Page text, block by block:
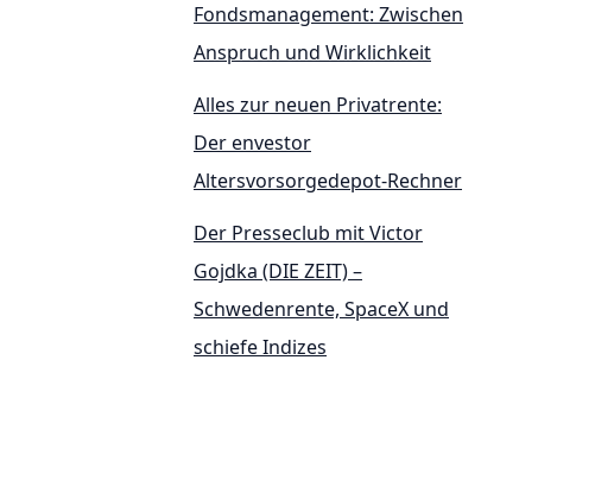
Fondsmanagement: Zwischen
Anspruch und Wirklichkeit
Alles zur neuen Privatrente:
Der envestor
Altersvorsorgedepot-Rechner
Der Presseclub mit Victor
Gojdka (DIE ZEIT) –
Schwedenrente, SpaceX und
schiefe Indizes